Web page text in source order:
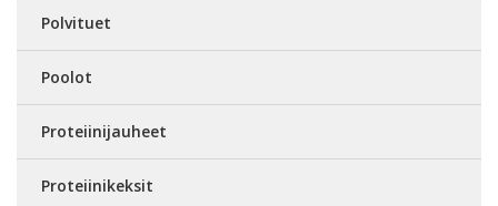
Polvituet
Poolot
Proteiinijauheet
Proteiinikeksit